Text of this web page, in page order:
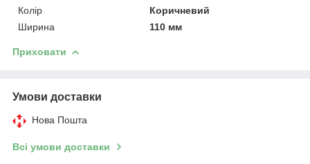
Колір
Коричневий
Ширина
110 мм
Приховати
Умови доставки
Нова Пошта
Всі умови доставки